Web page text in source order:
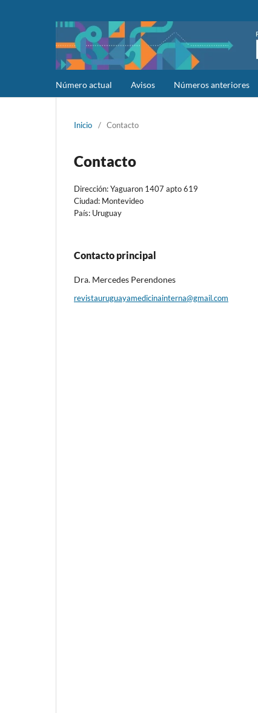
Número actual Avisos Números anteriores
Inicio / Contacto
Contacto
Dirección: Yaguaron 1407 apto 619
Ciudad: Montevideo
País: Uruguay
Contacto principal
Dra. Mercedes Perendones
revistauruguayamedicinainterna@gmail.com